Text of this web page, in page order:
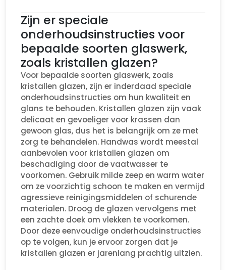
Zijn er speciale
onderhoudsinstructies voor
bepaalde soorten glaswerk,
zoals kristallen glazen?
Voor bepaalde soorten glaswerk, zoals
kristallen glazen, zijn er inderdaad speciale
onderhoudsinstructies om hun kwaliteit en
glans te behouden. Kristallen glazen zijn vaak
delicaat en gevoeliger voor krassen dan
gewoon glas, dus het is belangrijk om ze met
zorg te behandelen. Handwas wordt meestal
aanbevolen voor kristallen glazen om
beschadiging door de vaatwasser te
voorkomen. Gebruik milde zeep en warm water
om ze voorzichtig schoon te maken en vermijd
agressieve reinigingsmiddelen of schurende
materialen. Droog de glazen vervolgens met
een zachte doek om vlekken te voorkomen.
Door deze eenvoudige onderhoudsinstructies
op te volgen, kun je ervoor zorgen dat je
kristallen glazen er jarenlang prachtig uitzien.